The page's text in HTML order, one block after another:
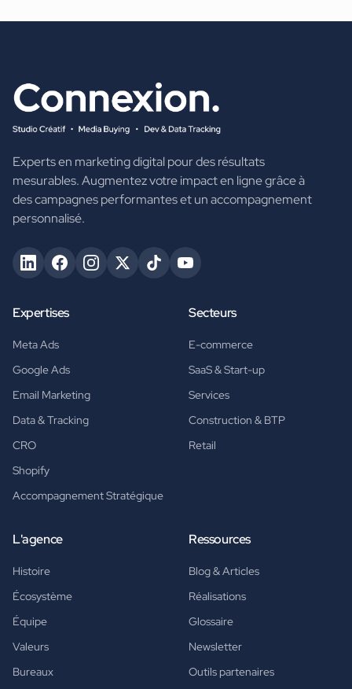
Experts en marketing digital pour des résultats
mesurables. Augmentez votre impact en ligne grâce à
des campagnes performantes et un accompagnement
personnalisé.
Expertises
Meta Ads
Google Ads
Email Marketing
Data & Tracking
CRO
Shopify
Accompagnement Stratégique
Secteurs
E-commerce
SaaS & Start-up
Services
Construction & BTP
Retail
L'agence
Histoire
Écosystème
Équipe
Valeurs
Bureaux
Ressources
Blog & Articles
Réalisations
Glossaire
Newsletter
Outils partenaires